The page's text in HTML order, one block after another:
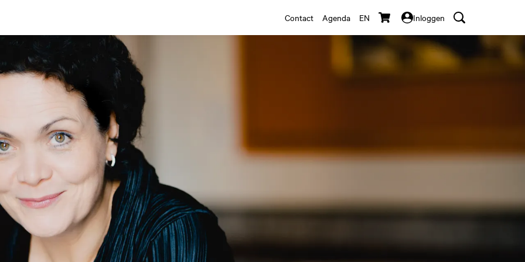
Contact Agenda EN Inloggen